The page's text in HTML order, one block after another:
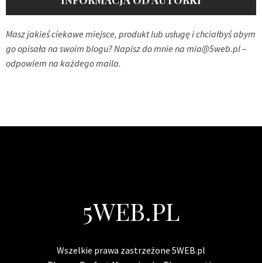
Masz jakieś ciekawe miejsce, produkt lub usługę i chciałbyś abym
go opisała na swoim blogu? Napisz do mnie na mia@5web.pl–
odpowiem na każdego maila.
5WEB.PL
Wszelkie prawa zastrzeżone 5WEB.pl